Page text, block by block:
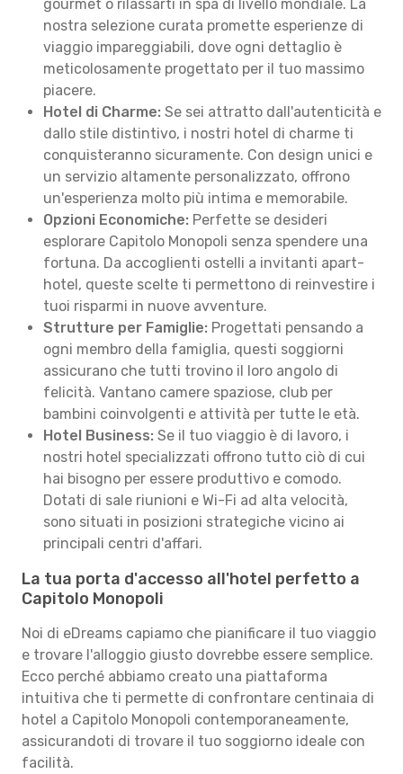
gourmet o rilassarti in spa di livello mondiale. La
nostra selezione curata promette esperienze di
viaggio impareggiabili, dove ogni dettaglio è
meticolosamente progettato per il tuo massimo
piacere.
Hotel di Charme: Se sei attratto dall'autenticità e
dallo stile distintivo, i nostri hotel di charme ti
conquisteranno sicuramente. Con design unici e
un servizio altamente personalizzato, offrono
un'esperienza molto più intima e memorabile.
Opzioni Economiche: Perfette se desideri
esplorare Capitolo Monopoli senza spendere una
fortuna. Da accoglienti ostelli a invitanti apart-
hotel, queste scelte ti permettono di reinvestire i
tuoi risparmi in nuove avventure.
Strutture per Famiglie: Progettati pensando a
ogni membro della famiglia, questi soggiorni
assicurano che tutti trovino il loro angolo di
felicità. Vantano camere spaziose, club per
bambini coinvolgenti e attività per tutte le età.
Hotel Business: Se il tuo viaggio è di lavoro, i
nostri hotel specializzati offrono tutto ciò di cui
hai bisogno per essere produttivo e comodo.
Dotati di sale riunioni e Wi-Fi ad alta velocità,
sono situati in posizioni strategiche vicino ai
principali centri d'affari.
La tua porta d'accesso all'hotel perfetto a
Capitolo Monopoli
Noi di eDreams capiamo che pianificare il tuo viaggio
e trovare l'alloggio giusto dovrebbe essere semplice.
Ecco perché abbiamo creato una piattaforma
intuitiva che ti permette di confrontare centinaia di
hotel a Capitolo Monopoli contemporaneamente,
assicurandoti di trovare il tuo soggiorno ideale con
facilità.